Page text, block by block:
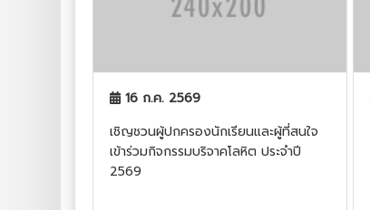
16 ก.ค. 2569
เชิญชวนผู้ปกครองนักเรียนและผู้ที่สนใจ
เข้าร่วมกิจกรรมบริจาคโลหิต ประจำปี
2569